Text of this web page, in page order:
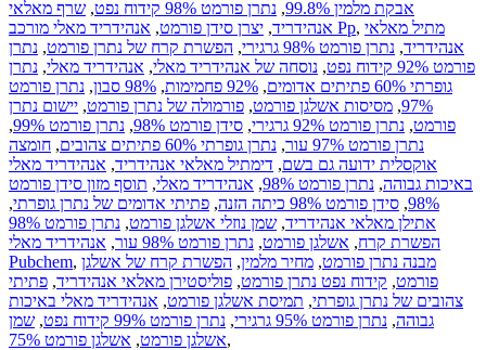
אבקת מלמין 99.8%
, נתרן פורמט 98% קידוח נפט , שרף מאלאי
אנהידריד, יצרן סידן פורמט, אנהידריד מאלי מורכב Pp, מתיל מאלאי
אנהידריד, נתרן פורמט 98% גרגירי , הפשרת קרח של נתרן פורמט, נתרן
פורמט 92% קידוח נפט
, נוסחה של אנהידריד מאלי, אנהידריד מאלי, נתרן
גופרתי 60% פתיתים אדומים
, 92% פחמימות , 98% סבון , נתרן פורמט
97%
, מסיסות אשלגן פורמט, פורמולה של נתרן פורמט, יישום נתרן
פורמט, נתרן פורמט 92% גרגירי , סידן פורמט 98% , נתרן פורמט 99%
,
נתרן פורמט 97% עור
, נתרן גופרתי 60% פתיתים צהובים , חומצה
אוקסלית ידועה גם בשם, דימתיל מאלאי אנהידריד, אנהידריד מאלי
באיכות גבוהה, נתרן פורמט 98% , אנהידריד מאלי, תוסף מזון סידן פורמט
98%
, סידן פורמט 98% כיתה הזנה , פתיתי אדומים של נתרן גופרתי,
אתילן מאלאי אנהידריד, שמן נוזלי אשלגן פורמט,
נתרן פורמט 98%
הפשרת קרח, אשלגן פורמט, נתרן פורמט 98% עור , אנהידריד מאלי
Pubchem, מבנה נתרן פורמט, מחיר מלמין, הפשרת קרח של אשלגן
פורמט, קידוח נפט נתרן פורמט, פוליסטירן מאלאי אנהידריד, פתיתי
צהובים של נתרן גופרתי, תמיסת אשלגן פורמט, אנהידריד מאלי באיכות
גבוהה, נתרן פורמט 95% גרגירי , נתרן פורמט 99% קידוח נפט , שמן
אשלגן פורמט, אשלגן פורמט 75% ,